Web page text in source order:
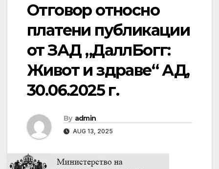
Отговор относно
платени публикации
от ЗАД „ДаллБогг:
Живот и здраве“ АД,
30.06.2025 г.
By admin
AUG 13, 2025